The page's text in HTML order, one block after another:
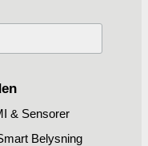
& Sensorer
Belysning